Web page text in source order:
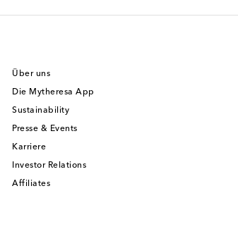
Über uns
Die Mytheresa App
Sustainability
Presse & Events
Karriere
Investor Relations
Affiliates